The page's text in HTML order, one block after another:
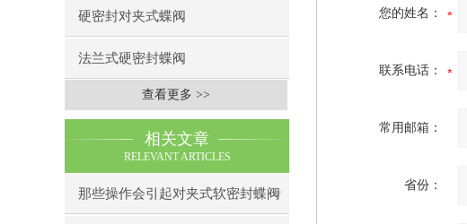
硬密封对夹式蝶阀
法兰式硬密封蝶阀
查看更多 >>
相关文章
RELEVANT ARTICLES
那些操作会引起对夹式软密封蝶阀
您的姓名：
联系电话：
常用邮箱：
省份：